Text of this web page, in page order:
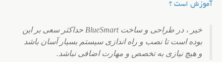
آموزش است ؟
خیر ، در طراحی و ساخت BlueSmart حداکثر سعی بر این
بوده است تا نصب و راه اندازی سیستم بسیار آسان باشد
و هیچ نیازی به تخصص و مهارت اضافی نباشد.